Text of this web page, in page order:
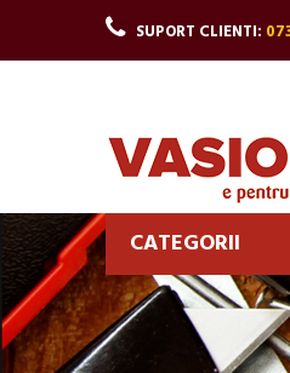
SUPORT CLIENTI:
CATEGORII